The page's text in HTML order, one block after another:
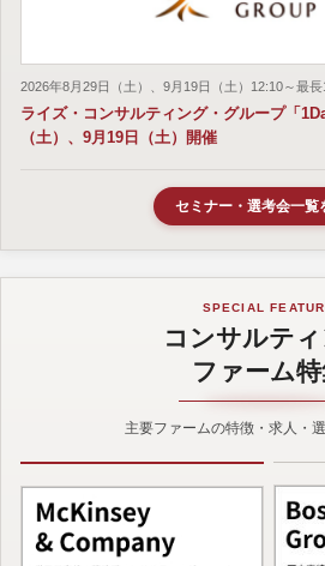
2026年8月29日（土）、9月19日（土）12:10～最長
ライズ・コンサルティング・グループ「
（土）、9月19日（土）開催
セミナー・選考会一覧
SPECIAL
コンサルテ
ファーム
主要ファームの特徴・求人・